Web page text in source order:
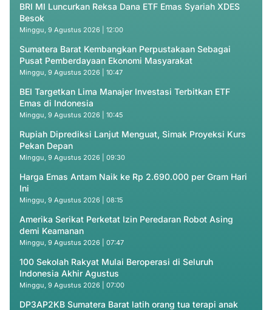
BRI MI Luncurkan Reksa Dana ETF Emas Syariah XDES
Besok
Minggu, 9 Agustus 2026 | 12:00
Sumatera Barat Kembangkan Perpustakaan Sebagai
Pusat Pemberdayaan Ekonomi Masyarakat
Minggu, 9 Agustus 2026 | 10:47
BEI Targetkan Lima Manajer Investasi Terbitkan ETF
Emas di Indonesia
Minggu, 9 Agustus 2026 | 10:45
Rupiah Diprediksi Lanjut Menguat, Simak Proyeksi Kurs
Pekan Depan
Minggu, 9 Agustus 2026 | 09:30
Harga Emas Antam Naik ke Rp 2.690.000 per Gram Hari
Ini
Minggu, 9 Agustus 2026 | 08:15
Amerika Serikat Perketat Izin Peredaran Robot Asing
demi Keamanan
Minggu, 9 Agustus 2026 | 07:47
100 Sekolah Rakyat Mulai Beroperasi di Seluruh
Indonesia Akhir Agustus
Minggu, 9 Agustus 2026 | 07:00
DP3AP2KB Sumatera Barat latih orang tua terapi anak